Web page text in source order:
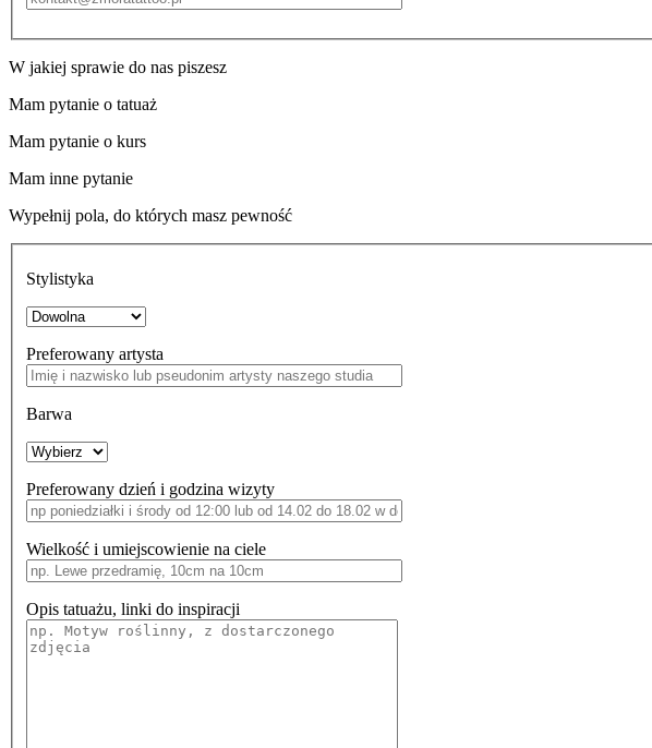
W jakiej sprawie do nas piszesz
Mam pytanie o tatuaż
Mam pytanie o kurs
Mam inne pytanie
Wypełnij pola, do których masz pewność
Stylistyka
Preferowany artysta
Barwa
Preferowany dzień i godzina wizyty
Wielkość i umiejscowienie na ciele
Opis tatuażu, linki do inspiracji